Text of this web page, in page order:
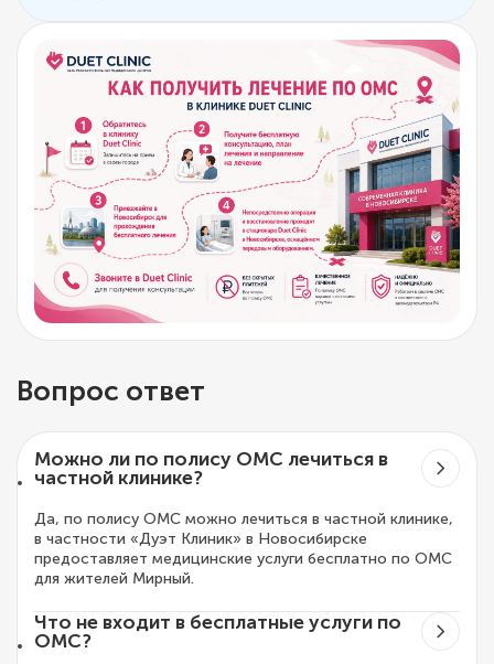
Вопрос ответ
Можно ли по полису ОМС лечиться в
частной клинике?
Да, по полису ОМС можно лечиться в частной клинике,
в частности «Дуэт Клиник» в Новосибирске
предоставляет медицинские услуги бесплатно по ОМС
для жителей Мирный.
Что не входит в бесплатные услуги по
ОМС?